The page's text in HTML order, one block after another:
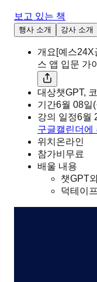
보고 있는 책
행사 소개 강사 소개
개요 [예스24X
스 앱 입문 가
대상챗GPT,
기간6월 08일
강의 일정6월
구글캘린더에
위치 온라인
참가비 무료
배울 내용
챗GPT
덕테이